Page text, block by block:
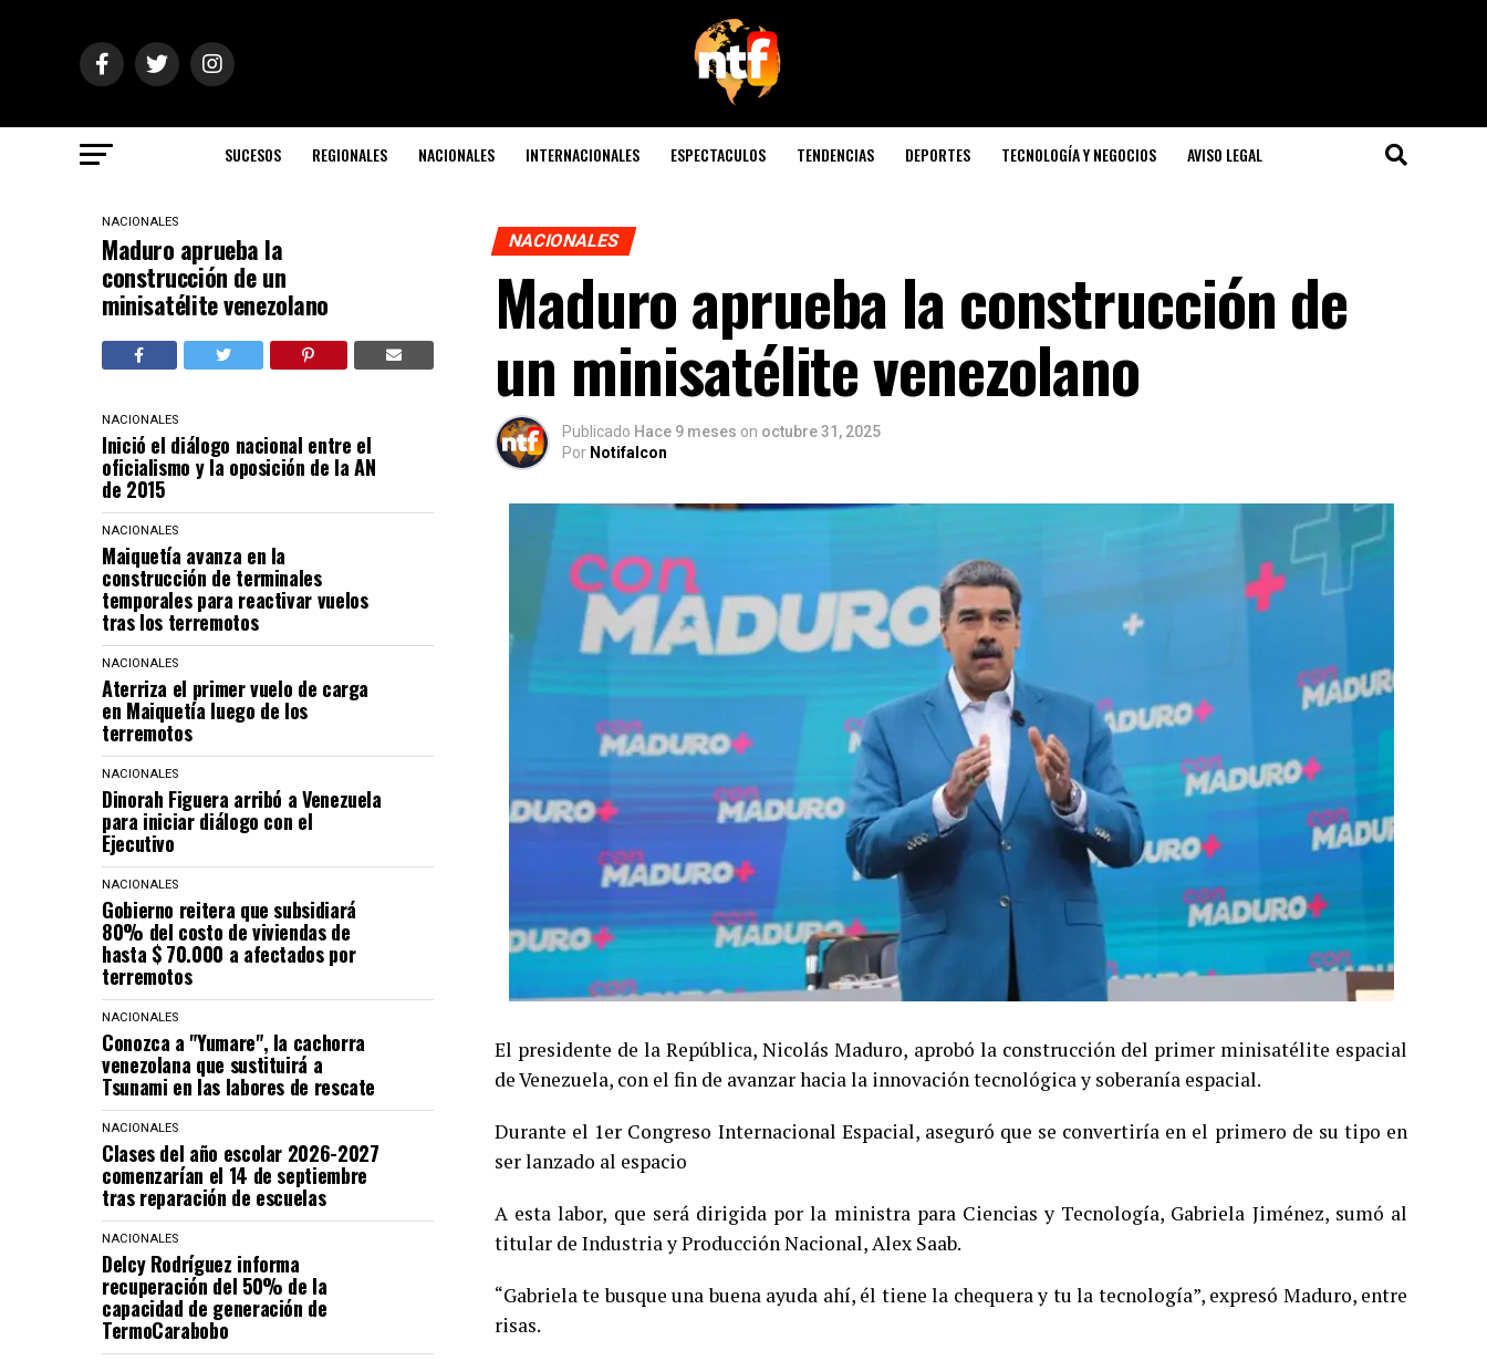
SUCESOS REGIONALES NACIONALES INTERNACIONALES ESPECTACULOS TENDENCIAS DEPORTES TECNOLOGÍA Y NEGOCIOS AVISO LEGAL
NACIONALES
Maduro aprueba la
construcción de un
minisatélite venezolano
NACIONALES
Inició el diálogo nacional entre el
oficialismo y la oposición de la AN
de 2015
NACIONALES
Maiquetía avanza en la
construcción de terminales
temporales para reactivar vuelos
tras los terremotos
NACIONALES
Aterriza el primer vuelo de carga
en Maiquetía luego de los
terremotos
NACIONALES
Dinorah Figuera arribó a Venezuela
para iniciar diálogo con el
Ejecutivo
NACIONALES
Gobierno reitera que subsidiará
80% del costo de viviendas de
hasta $ 70.000 a afectados por
terremotos
NACIONALES
Conozca a "Yumare", la cachorra
venezolana que sustituirá a
Tsunami en las labores de rescate
NACIONALES
Clases del año escolar 2026-2027
comenzarían el 14 de septiembre
tras reparación de escuelas
NACIONALES
Delcy Rodríguez informa
recuperación del 50% de la
capacidad de generación de
TermoCarabobo
NACIONALES
Maduro aprueba la construcción de
un minisatélite venezolano
Publicado Hace 9 meses on octubre 31, 2025
Por Notifalcon
El presidente de la República, Nicolás Maduro, aprobó la construcción del primer minisatélite espacial
de Venezuela, con el fin de avanzar hacia la innovación tecnológica y soberanía espacial.
Durante el 1er Congreso Internacional Espacial, aseguró que se convertiría en el primero de su tipo en
ser lanzado al espacio
A esta labor, que será dirigida por la ministra para Ciencias y Tecnología, Gabriela Jiménez, sumó al
titular de Industria y Producción Nacional, Alex Saab.
“Gabriela te busque una buena ayuda ahí, él tiene la chequera y tu la tecnología”, expresó Maduro, entre
risas.